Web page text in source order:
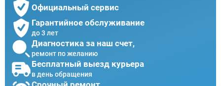
Официальный сервис
Гарантийное обслуживание
до 3 лет
Диагностика за наш счет,
ремонт по желанию
Бесплатный выезд курьера
в день обращения